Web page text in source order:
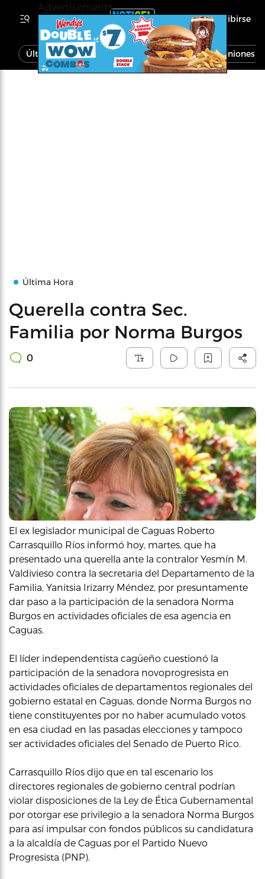
Inscribirse
Última Hora Noticias Economía Opiniones
Última Hora
Querella contra Sec.
Familia por Norma Burgos
0
El ex legislador municipal de Caguas Roberto
Carrasquillo Ríos informó hoy, martes, que ha
presentado una querella ante la contralor Yesmín M.
Valdivieso contra la secretaria del Departamento de la
Familia, Yanitsia Irizarry Méndez, por presuntamente
dar paso a la participación de la senadora Norma
Burgos en actividades oficiales de esa agencia en
Caguas.
El líder independentista cagüeño cuestionó la
participación de la senadora novoprogresista en
actividades oficiales de departamentos regionales del
gobierno estatal en Caguas, donde Norma Burgos no
tiene constituyentes por no haber acumulado votos
en esa ciudad en las pasadas elecciones y tampoco
ser actividades oficiales del Senado de Puerto Rico.
Carrasquillo Ríos dijo que en tal escenario los
directores regionales de gobierno central podrían
violar disposiciones de la Ley de Ética Gubernamental
por otorgar ese privilegio a la senadora Norma Burgos
para así impulsar con fondos públicos su candidatura
a la alcaldía de Caguas por el Partido Nuevo
Progresista (PNP).
Advertisements